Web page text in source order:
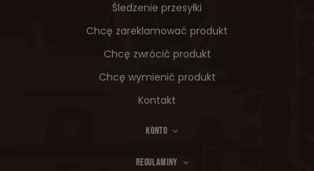
Śledzenie przesyłki
Chcę zareklamować produkt
Chcę zwrócić produkt
Chcę wymienić produkt
Kontakt
KONTO
REGULAMINY